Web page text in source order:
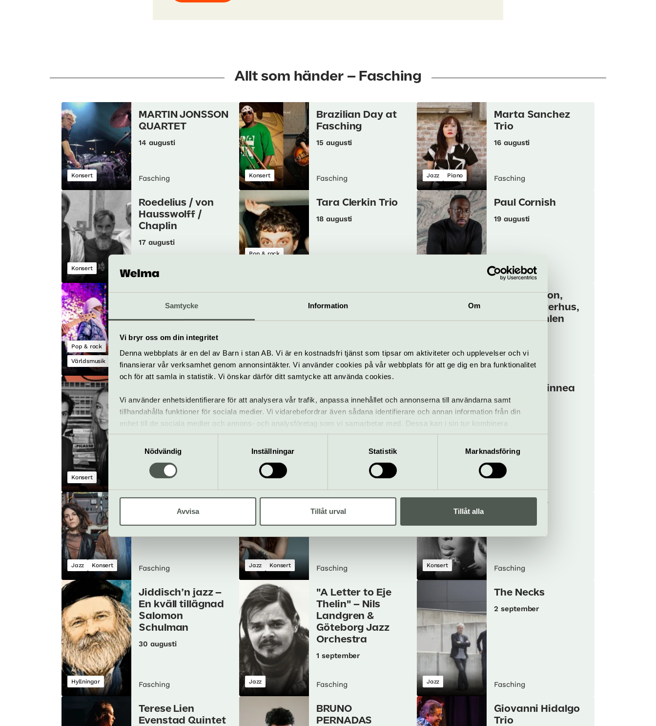
Samtycke Information Om
Vi bryr oss om din integritet
Denna webbplats är en del av Barn i stan AB. Vi är en kostnadsfri tjänst som tipsar om aktiviteter och upplevelser och vi
finansierar vår verksamhet genom annonsintäkter. Vi använder cookies på vår webbplats för att ge dig en bra funktionalitet
och för att samla in statistik. Vi önskar därför ditt samtycke att använda cookies.
Vi använder enhetsidentifierare för att analysera vår trafik, anpassa innehållet och annonserna till användarna samt
tillhandahålla funktioner för sociala medier. Vi vidarebefordrar även sådana identifierare och annan information från din
enhet till de sociala medier och annons- och analysföretag som vi samarbetar med. Dessa kan i sin tur kombinera
informationen med annan information som du har tillhandahållit eller som de har samlat in när du har använt deras tjänster.
Samtyckesval
Nödvändig
Inställningar Statistik Marknadsföring
Avvisa Tillåt urval Tillåt alla
Allt som händer – Fasching
Konsert
MARTIN JONSSON
QUARTET
14 augusti
Fasching Konsert
Brazilian Day at
Fasching
15 augusti
Fasching Jazz Piano
Marta Sanchez
Trio
16 augusti
Fasching
Konsert
Roedelius / von
Hausswolff /
Chaplin
17 augusti
Fasching
Pop & rock
Tara Clerkin Trio
18 augusti
Paul Cornish
19 augusti
Fasching
Pop & rock
Världsmusik
Tissilawen
Fasching
Folkdivizjon
Fasching Jazz Konsert
Colin Stetson,
Stian Westerhus,
Erland Dahlen
Fasching
Konsert
lyssarides & co på
fasching
Fasching Konsert
Georgia Anne
Muldrow
“Electrical Field of
Love”
Johanna Linnea
Jakobsson
26 augusti
Fasching
Jazz Konsert
Hainbach
Fasching Jazz Konsert Fasching Konsert
Lady Wray
Fasching
Hyllningar
Jiddisch’n jazz –
En kväll tillägnad
Salomon
Schulman
30 augusti
Fasching Jazz
"A Letter to Eje
Thelin" – Nils
Landgren &
Göteborg Jazz
Orchestra
1 september
Fasching Jazz
The Necks
2 september
Fasching
Terese Lien
Evenstad Quintet
BRUNO
PERNADAS
Giovanni Hidalgo
Trio